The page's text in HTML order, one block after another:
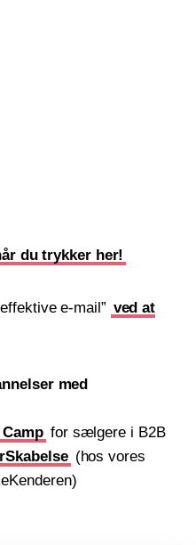
du trykker her!
e-mail” ved at
med
for sælgere i B2B
(hos vores